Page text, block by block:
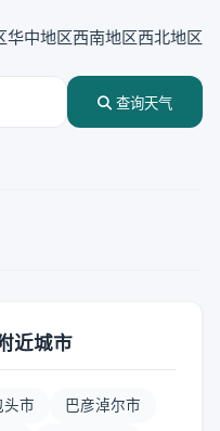
华中地区西南地区西北地区
查询天气
近城市
头市 巴彦淖尔市